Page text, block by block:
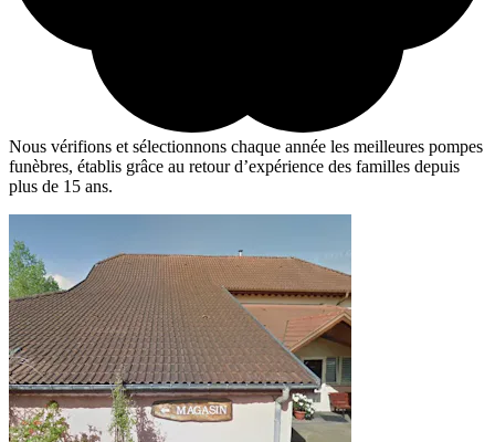
Nous vérifions et sélectionnons chaque année les meilleures pompes
funèbres, établis grâce au retour d’expérience des familles depuis
plus de 15 ans.